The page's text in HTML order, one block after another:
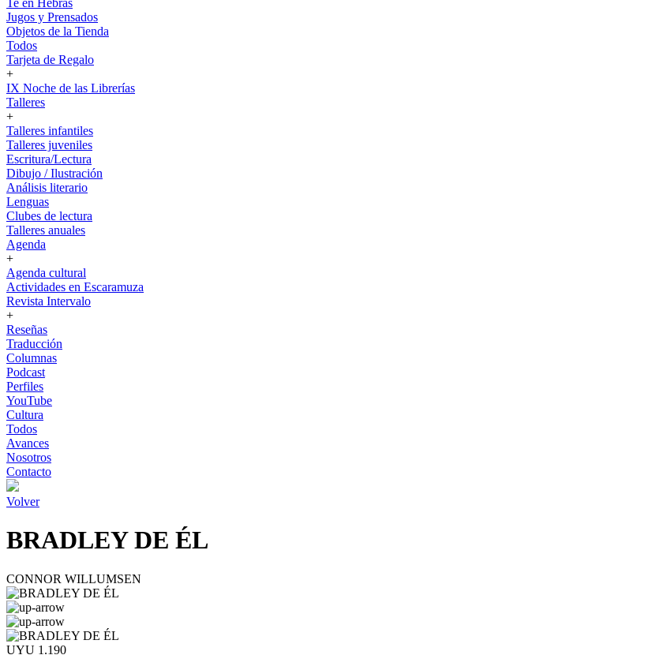
Te en Hebras
Jugos y Prensados
Objetos de la Tienda
Todos
Tarjeta de Regalo
+
IX Noche de las Librerías
Talleres
+
Talleres infantiles
Talleres juveniles
Escritura/Lectura
Dibujo / Ilustración
Análisis literario
Lenguas
Clubes de lectura
Talleres anuales
Agenda
+
Agenda cultural
Actividades en Escaramuza
Revista Intervalo
+
Reseñas
Traducción
Columnas
Podcast
Perfiles
YouTube
Cultura
Todos
Avances
Nosotros
Contacto
Volver
BRADLEY DE ÉL
CONNOR WILLUMSEN
UYU 1.190